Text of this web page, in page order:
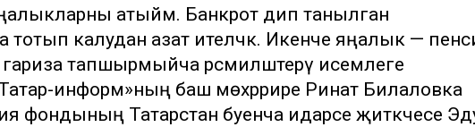
атыйм. Банкрот дип танылган
тотып калудан азат ителәчәк. Икенче яңалык —
тапшырмыйча рәсмиләштерү исемлеге
«Татар-информ»ның баш мөхәррире Ринат Билаловка
фондының Татарстан буенча идарәсе җитәкчесе